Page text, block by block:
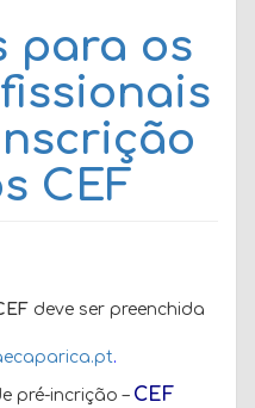
para os
CEF
deve ser preenchida
pt.
pré-incrição – CEF